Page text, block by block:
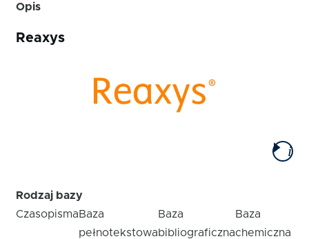
Opis
Reaxys
i
Rodzaj bazy
CzasopismaBaza
pełnotekstowa
Baza
bibliograficzna
Baza
chemiczna